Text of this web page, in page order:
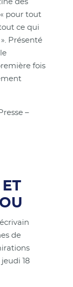
des
pour tout
ce qui
Présenté
fois
–
de
18